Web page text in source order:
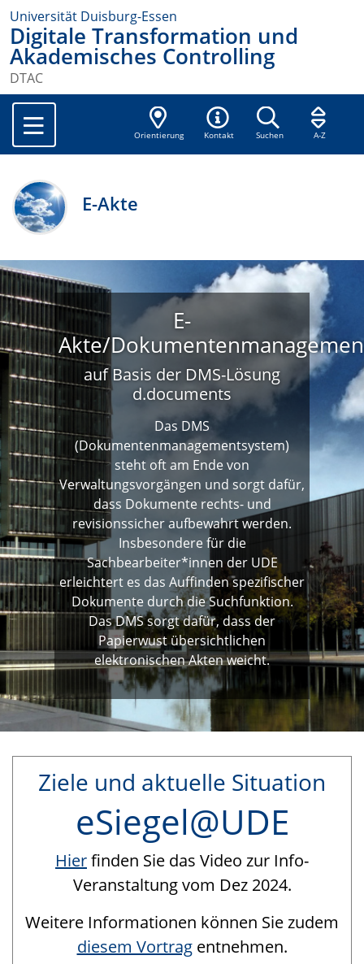
Universität Duisburg-Essen
Digitale Transformation und
Akademisches Controlling
DTAC
Orientierung Kontakt Suchen A-Z
E-Akte
E-
Akte/
auf Basis der DMS-Lösung
d.documents
Das DMS
(Dokumentenmanagementsystem)
steht oft am Ende von
Verwaltungsvorgängen und sorgt dafür,
dass Dokumente rechts- und
revisionssicher aufbewahrt werden.
Insbesondere für die
Sachbearbeiter*innen der UDE
erleichtert es das Auffinden spezifischer
Dokumente durch die Suchfunktion.
Das DMS sorgt dafür, dass der
Papierwust übersichtlichen
elektronischen Akten weicht.
Ziele und aktuelle Situation
eSiegel@UDE
Hierfinden Sie das Video zur Info-
Veranstaltung vom Dez 2024.
Weitere Informationen können Sie zudem
diesem Vortragentnehmen.